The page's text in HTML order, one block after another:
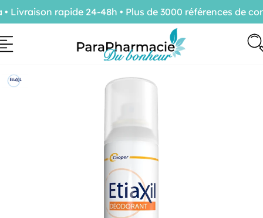
rapide 24-48h • Plus de 3000 références de